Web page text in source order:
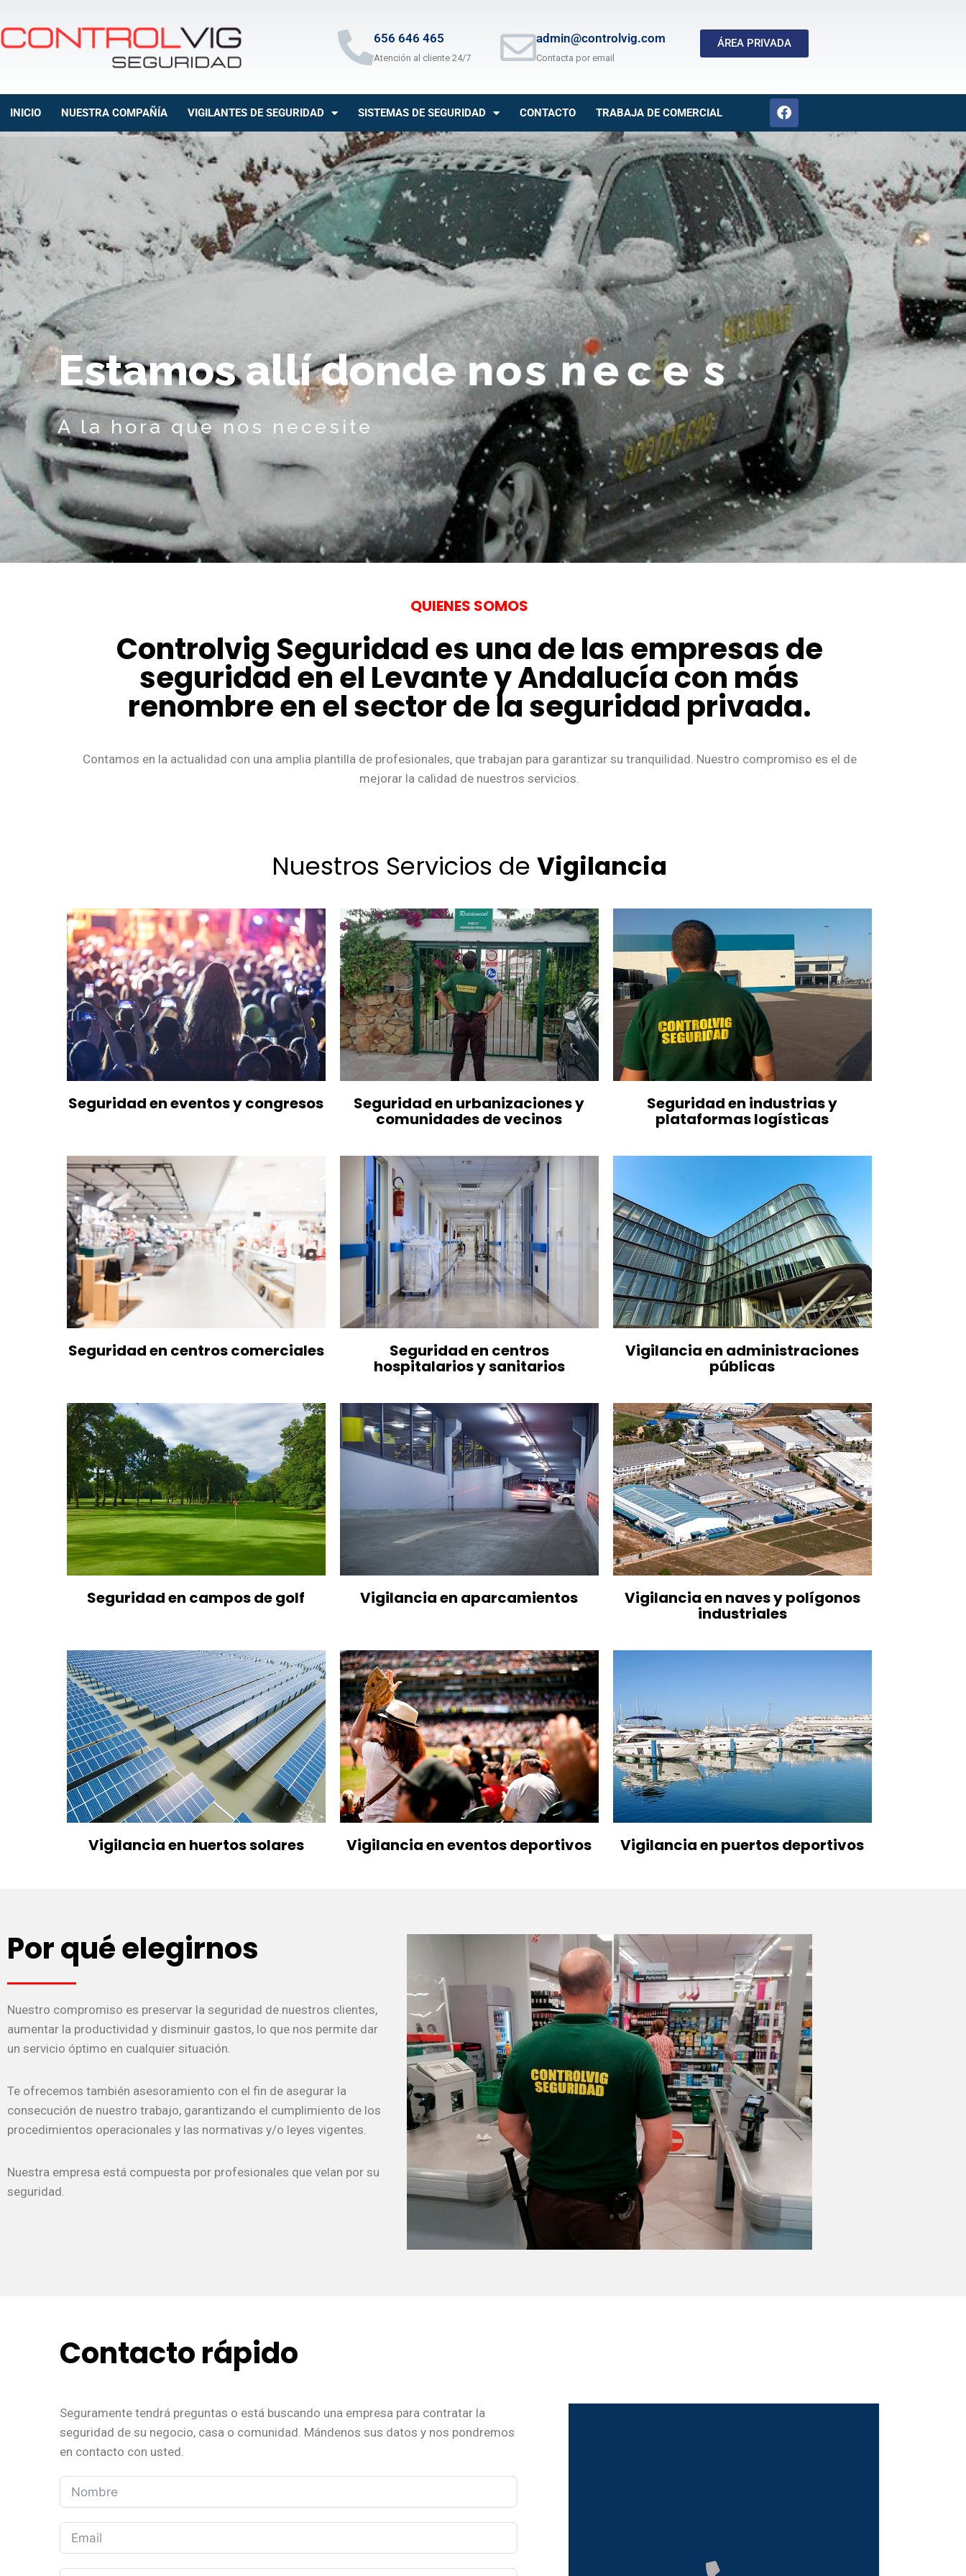
656 646 465
Atención al cliente 24/7
admin@controlvig.com
Contacta por email
ÁREA PRIVADA
INICIO NUESTRA COMPAÑÍA VIGILANTES DE SEGURIDAD SISTEMAS DE SEGURIDAD CONTACTO TRABAJA DE COMERCIAL
Estamos allí donde nos necesit e
A la hora que nos necesite
QUIENES SOMOS
Controlvig Seguridad es una de las empresas de
seguridad en el Levante y Andalucía con más
renombre en el sector de la seguridad privada.
Contamos en la actualidad con una amplia plantilla de profesionales, que trabajan para garantizar su tranquilidad. Nuestro compromiso es el de
mejorar la calidad de nuestros servicios.
Nuestros Servicios de Vigilancia
Seguridad en eventos y congresos Seguridad en urbanizaciones y
comunidades de vecinos
Seguridad en industrias y
plataformas logísticas
Seguridad en centros comerciales Seguridad en centros
hospitalarios y sanitarios
Vigilancia en administraciones
públicas
Seguridad en campos de golf Vigilancia en aparcamientos Vigilancia en naves y polígonos
industriales
Vigilancia en huertos solares Vigilancia en eventos deportivos Vigilancia en puertos deportivos
Por qué elegirnos
Nuestro compromiso es preservar la seguridad de nuestros clientes,
aumentar la productividad y disminuir gastos, lo que nos permite dar
un servicio óptimo en cualquier situación.
Te ofrecemos también asesoramiento con el fin de asegurar la
consecución de nuestro trabajo, garantizando el cumplimiento de los
procedimientos operacionales y las normativas y/o leyes vigentes.
Nuestra empresa está compuesta por profesionales que velan por su
seguridad.
Contacto rápido
Seguramente tendrá preguntas o está buscando una empresa para contratar la
seguridad de su negocio, casa o comunidad. Mándenos sus datos y nos pondremos
en contacto con usted.